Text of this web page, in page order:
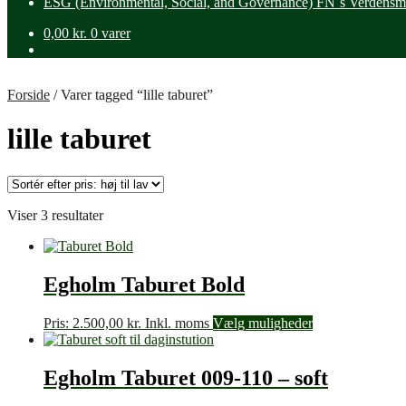
0,00 kr. 0 varer
Forside /Varer tagged “lille taburet”
lille taburet
Viser 3 resultaterSorteret
pris:
til
lav
Egholm Taburet Bold
Pris: 2.500,00 kr. Inkl. moms Vælg muligheder
Egholm Taburet 009-110 – soft